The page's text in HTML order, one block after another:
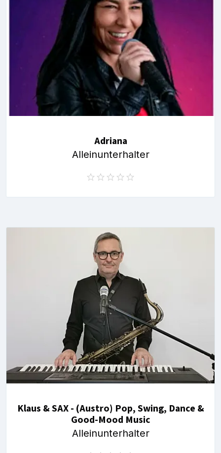
Adriana
Alleinunterhalter
Klaus & SAX - (Austro) Pop, Swing, Dance &
Good-Mood Music
Alleinunterhalter